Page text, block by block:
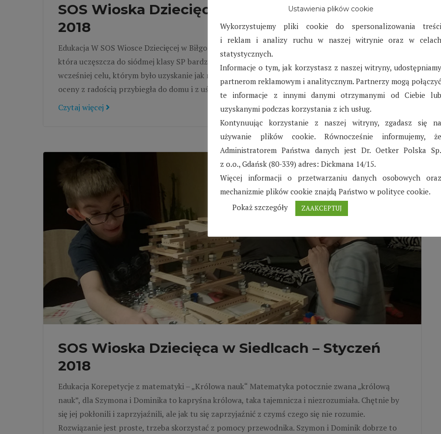
SOS Wioska Dziecięca w Biłgoraju – styczeń
2018
Edukacja W SOS Wiosce Dziecięcej w Biłgoraju, właśnie rozpoczął się okres ferii zimowych. Krysia,
która uczęszcza do siódmej klasy SP bardzo ciężko pracowała, na osiągnięcie zamierzonego
wcześniej celu, którym było uzyskanie jak najlepszej średniej z ocen. Gdy poprawiła już wszystkie
oceny z radością przybiegła do domu i z uśmiechem na twarzy powiedziała „ciociu na semestr
Czytaj więcej
SOS Wioska Dziecięca w Siedlcach – Styczeń
2018
Edukacja Korepetycje z matematyki – „Królowa nauk“ Matematyka potocznie zwana „królową
nauk”, dla Szymona i Dominika to kapryśna królowa, taka tajemnicza i niezrozumiała. Chętnie by
się jej pokłonili i zaprzyjaźnili, ale jak tu się zaprzyjaźnić z czymś czego się nie rozumie.
Rozwiązanie jest proste, trzeba skorzystać z pomocy przewodnika. Szymon i Dominik dobrze to
Ustawienia plików cookie
Wykorzystujemy pliki cookie do spersonalizowania treści
i reklam i analizy ruchu w naszej witrynie oraz w celach
statystycznych.
Informacje o tym, jak korzystasz z naszej witryny, udostępniamy
partnerom reklamowym i analitycznym. Partnerzy mogą połączyć
te informacje z innymi danymi otrzymanymi od Ciebie lub
uzyskanymi podczas korzystania z ich usług.
Kontynuując korzystanie z naszej witryny, zgadasz się na
używanie plików cookie. Równocześnie informujemy, że
Administratorem Państwa danych jest Dr. Oetker Polska Sp.
z o.o., Gdańsk (80-339) adres: Dickmana 14/15.
Więcej informacji o przetwarzaniu danych osobowych oraz
mechanizmie plików cookie znajdą Państwo w polityce cookie.
Pokaż szczegóły
ZAAKCEPTUJ